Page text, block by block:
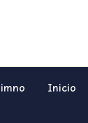
Inicio